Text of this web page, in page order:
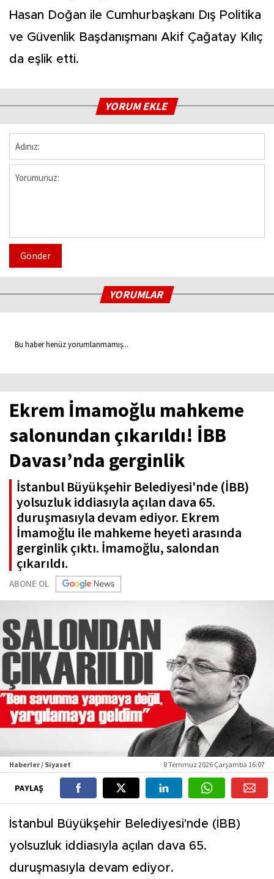
Hasan Doğan ile Cumhurbaşkanı Dış Politika
ve Güvenlik Başdanışmanı Akif Çağatay Kılıç
da eşlik etti.
YORUM EKLE
Gönder
YORUMLAR
Bu haber henüz yorumlanmamış...
Ekrem İmamoğlu mahkeme
salonundan çıkarıldı! İBB
Davası’nda gerginlik
İstanbul Büyükşehir Belediyesi'nde (İBB)
yolsuzluk iddiasıyla açılan dava 65.
duruşmasıyla devam ediyor. Ekrem
İmamoğlu ile mahkeme heyeti arasında
gerginlik çıktı. İmamoğlu, salondan
çıkarıldı.
ABONE OL
Haberler / Siyaset 8 Temmuz 2026 Çarşamba 16:07
PAYLAŞ
İstanbul Büyükşehir Belediyesi'nde (İBB)
yolsuzluk iddiasıyla açılan dava 65.
duruşmasıyla devam ediyor.